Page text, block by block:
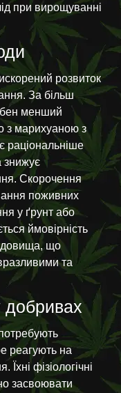
при вирощуванні
розвиток
За більш
менший
з марихуаною з
раціональніше
знижує
Скорочення
поживних
у ґрунт або
ймовірність
що
та
добривах
реагують на
фізіологічні
засвоювати